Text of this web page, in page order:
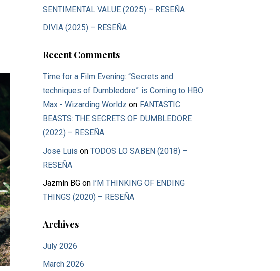
SENTIMENTAL VALUE (2025) – RESEÑA
DIVIA (2025) – RESEÑA
Recent Comments
Time for a Film Evening: “Secrets and
techniques of Dumbledore” is Coming to HBO
Max - Wizarding Worldz on FANTASTIC
BEASTS: THE SECRETS OF DUMBLEDORE
(2022) – RESEÑA
Jose Luis on TODOS LO SABEN (2018) –
RESEÑA
Jazmín BGon I’M THINKING OF ENDING
THINGS (2020) – RESEÑA
Archives
July 2026
March 2026